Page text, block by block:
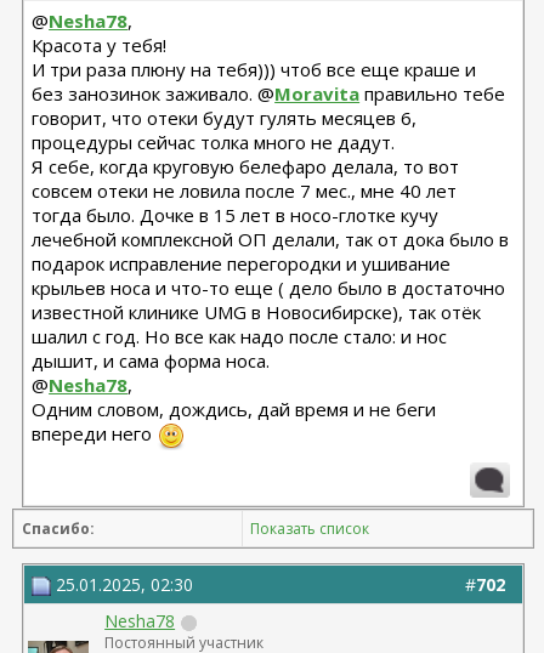
@Nesha78,
Красота у тебя!
И три раза плюну на тебя))) чтоб все еще краше и
без занозинок заживало. @Moravita правильно тебе
говорит, что отеки будут гулять месяцев 6,
процедуры сейчас толка много не дадут.
Я себе, когда круговую белефаро делала, то вот
совсем отеки не ловила после 7 мес., мне 40 лет
тогда было. Дочке в 15 лет в носо-глотке кучу
лечебной комплексной ОП делали, так от дока было в
подарок исправление перегородки и ушивание
крыльев носа и что-то еще ( дело было в достаточно
известной клинике UMG в Новосибирске), так отёк
шалил с год. Но все как надо после стало: и нос
дышит, и сама форма носа.
@Nesha78,
Одним словом, дождись, дай время и не беги
впереди него
Спасибо: Показать список
#702
25.01.2025, 02:30
Nesha78
Постоянный участник